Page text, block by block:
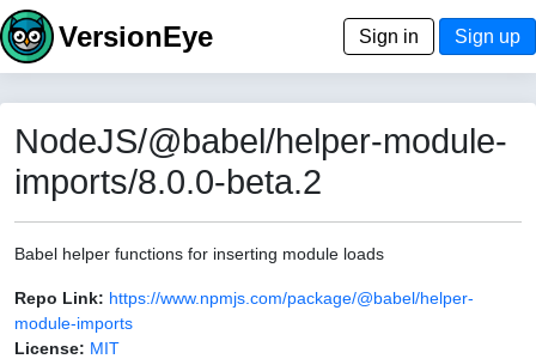
VersionEye Sign in Sign up
NodeJS/@babel/helper-module-
imports/8.0.0-beta.2
Babel helper functions for inserting module loads
Repo Link: https://www.npmjs.com/package/@babel/helper-
module-imports
License: MIT